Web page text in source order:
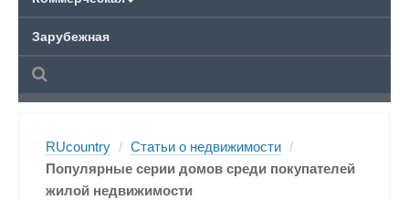
Зарубежная
RUcountry / Статьи о недвижимости /
Популярные серии домов среди покупателей
жилой недвижимости